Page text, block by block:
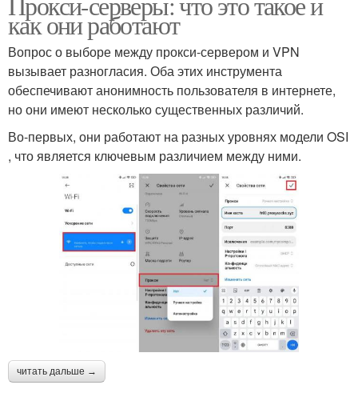
как они работают
Вопрос о выборе между прокси-сервером и VPN
вызывает разногласия. Оба этих инструмента
обеспечивают анонимность пользователя в интернете,
но они имеют несколько существенных различий.
Во-первых, они работают на разных уровнях модели OSI
, что является ключевым различием между ними.
читать дальше →